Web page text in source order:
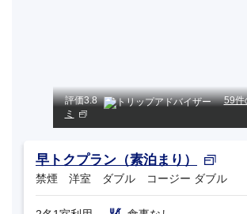
評価3.8
59件
ミ
早トクプラン（素泊まり）
禁煙 洋室 ダブル コージー ダブル